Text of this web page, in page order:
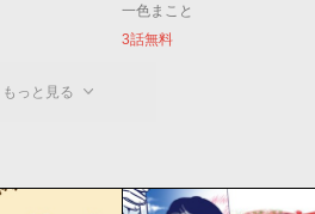
一色まこと
3話無料
もっと見る